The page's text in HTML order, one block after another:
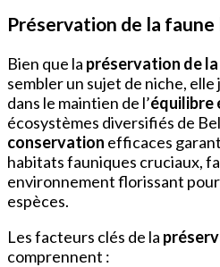
Préservation de la faune
Bien que la préservation de
sembler un sujet de niche,
dans le maintien de l’équilibre
écosystèmes diversifiés de
conservation efficaces
habitats fauniques cruciaux,
environnement florissant
espèces.
Les facteurs clés de la
comprennent :